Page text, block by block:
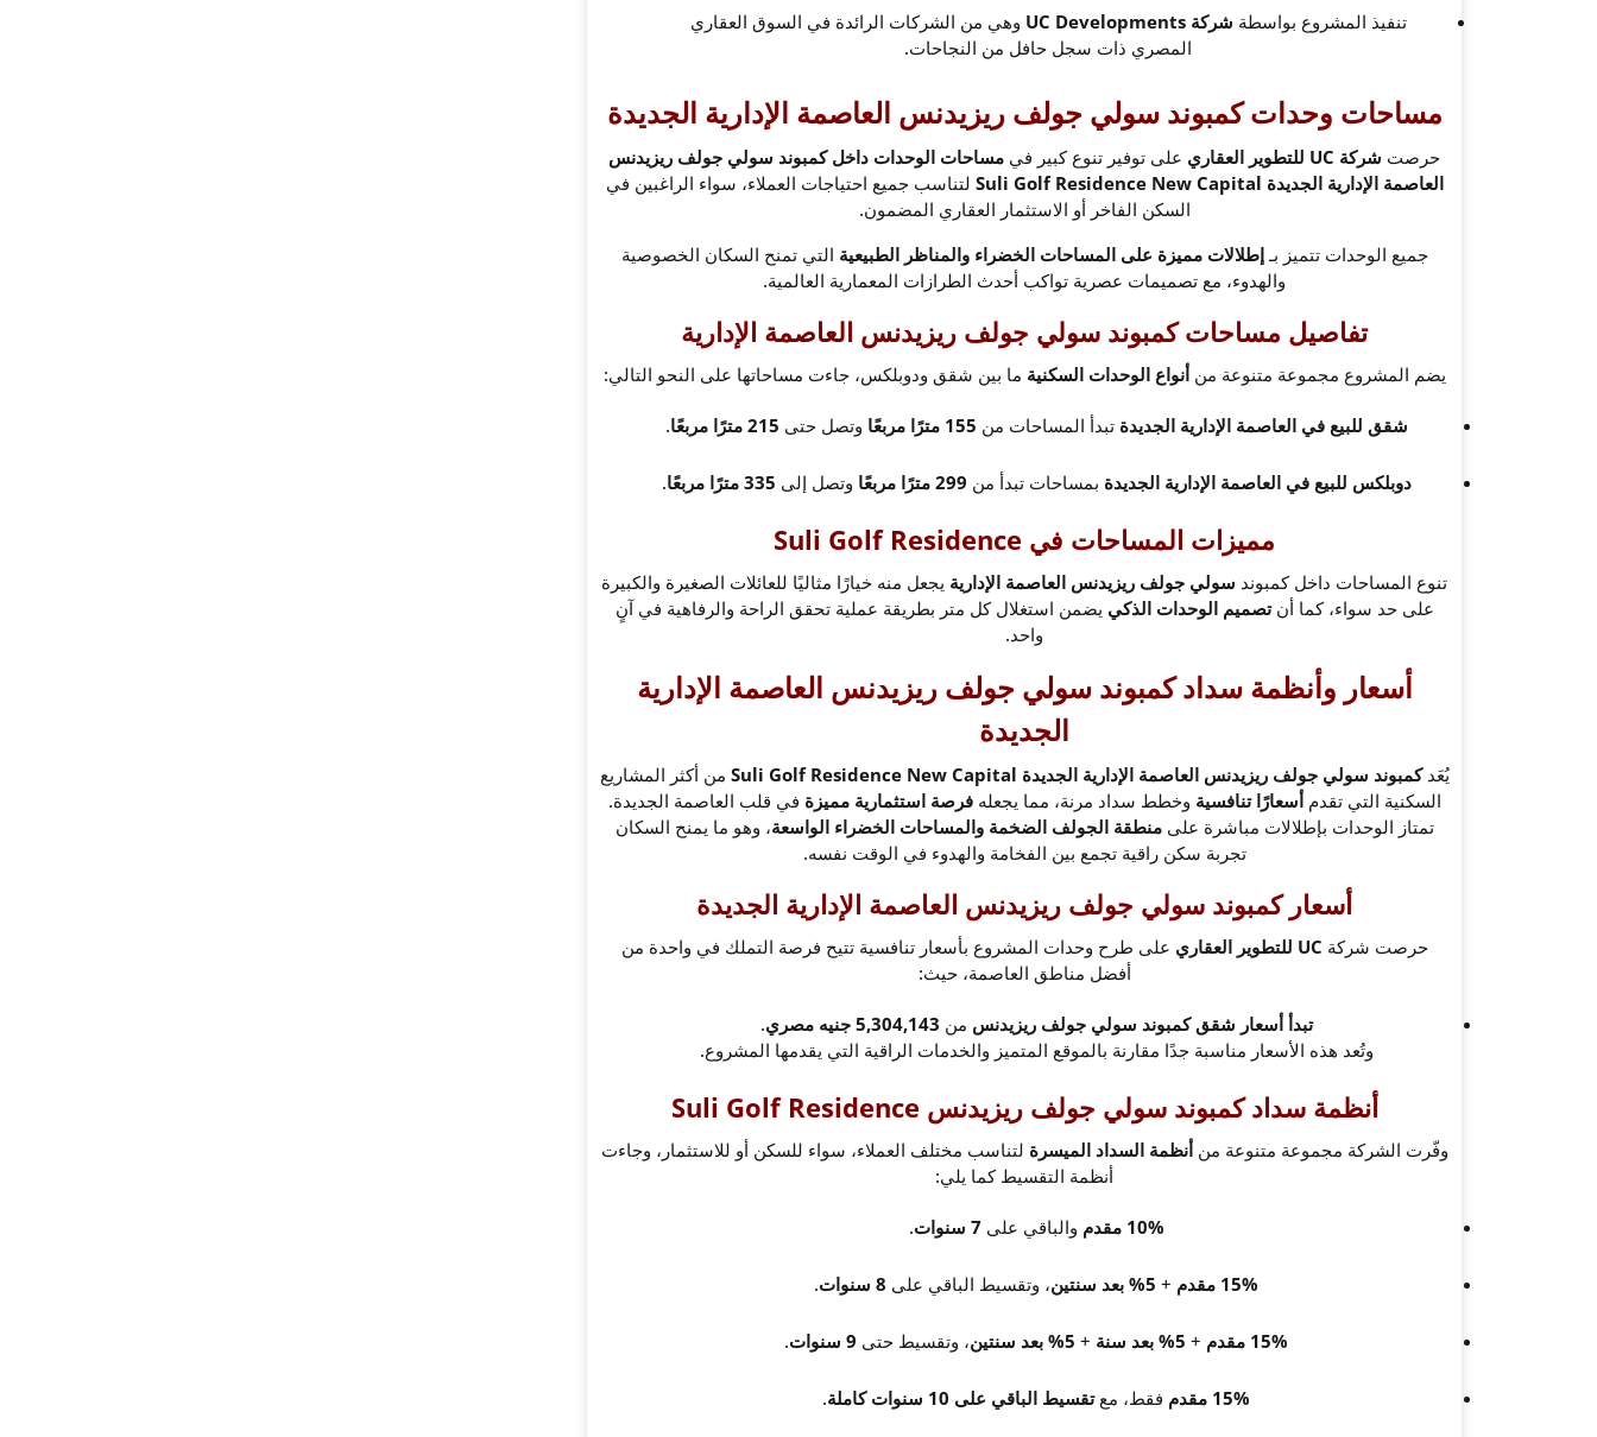
تنفيذ المشروع بواسطة شركة UC Developments
وهي من الشركات الرائدة في السوق العقاري
المصري ذات سجل حافل من النجاحات.
مساحات وحدات كمبوند سولي جولف ريزيدنس العاصمة الإدارية الجديدة
حرصت شركة UC للتطوير العقاري على توفير تنوع كبير في مساحات الوحدات داخل كمبوند سولي جولف ريزيدنس
العاصمة الإدارية الجديدة Suli Golf Residence New Capital
لتناسب جميع احتياجات العملاء، سواء الراغبين في
السكن الفاخر أو الاستثمار العقاري المضمون.
جميع الوحدات تتميز بـإطلالات مميزة على المساحات الخضراء والمناظر الطبيعية التي تمنح السكان الخصوصية
والهدوء، مع تصميمات عصرية تواكب أحدث الطرازات المعمارية العالمية.
تفاصيل مساحات كمبوند سولي جولف ريزيدنس العاصمة الإدارية
يضم المشروع مجموعة متنوعة منأنواع الوحدات السكنية ما بين شقق ودوبلكس، جاءت مساحاتها على النحو التالي:
شقق للبيع في العاصمة الإدارية الجديدة تبدأ المساحات من 155 مترًا مربعًا وتصل حتى 215 مترًا مربعًا .
دوبلكس للبيع في العاصمة الإدارية الجديدة بمساحات تبدأ من 299 مترًا مربعًا وتصل إلى 335 مترًا مربعًا .
مميزات المساحات في Suli Golf Residence
تنوع المساحات داخل كمبوند سولي جولف ريزيدنس العاصمة الإدارية يجعل منه خيارًا مثاليًا للعائلات الصغيرة والكبيرة
على حد سواء، كما أنتصميم الوحدات الذكي يضمن استغلال كل متر بطريقة عملية تحقق الراحة والرفاهية في آنٍ
واحد.
أسعار وأنظمة سداد كمبوند سولي جولف ريزيدنس العاصمة الإدارية
الجديدة
يُعَدكمبوند سولي جولف ريزيدنس العاصمة الإدارية الجديدة Suli Golf Residence New Capital
من أكثر المشاريع
السكنية التي تقدمأسعارًا تنافسية وخطط سداد مرنة، مما يجعلهفرصة استثمارية مميزة في قلب العاصمة الجديدة.
تمتاز الوحدات بإطلالات مباشرة علىمنطقة الجولف الضخمة والمساحات الخضراء الواسعة، وهو ما يمنح السكان
تجربة سكن راقية تجمع بين الفخامة والهدوء في الوقت نفسه.
أسعار كمبوند سولي جولف ريزيدنس العاصمة الإدارية الجديدة
حرصت شركة UC للتطوير العقاري
على طرح وحدات المشروع بأسعار تنافسية تتيح فرصة التملك في واحدة من
أفضل مناطق العاصمة، حيث:
تبدأ أسعار شقق كمبوند سولي جولف ريزيدنس من 5,304,143 جنيه مصري
.
وتُعد هذه الأسعار مناسبة جدًا مقارنة بالموقع المتميز والخدمات الراقية التي يقدمها المشروع.
أنظمة سداد كمبوند سولي جولف ريزيدنس Suli Golf Residence
وفّرت الشركة مجموعة متنوعة منأنظمة السداد الميسرة لتناسب مختلف العملاء، سواء للسكن أو للاستثمار، وجاءت
أنظمة التقسيط كما يلي:
10% مقدم والباقي على 7 سنوات .
15% مقدم + 5% بعد سنتين ، وتقسيط الباقي على 8 سنوات .
15% مقدم + 5% بعد سنة + 5% بعد سنتين ، وتقسيط حتى 9 سنوات .
15% مقدم فقط، معتقسيط الباقي على 10 سنوات كاملة .